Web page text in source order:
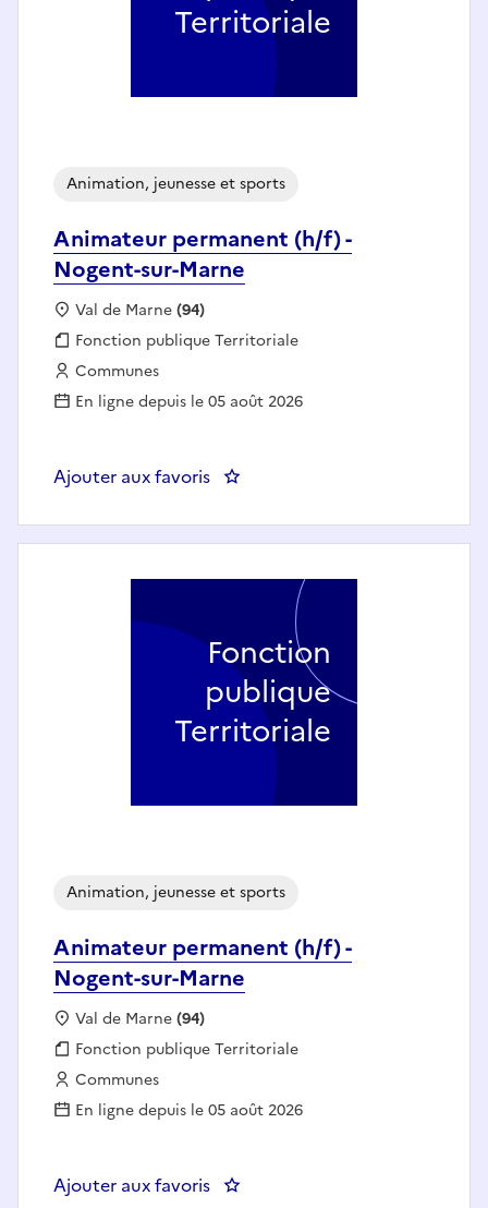
Animateur permanent (h/f) -
Nogent-sur-Marne
Animation, jeunesse et sports
Localisation :
Val de Marne(94)
Fonction publique :
Fonction publique Territoriale
Employeur :
Communes
En ligne depuis le 05 août 2026
Ajouter aux favoris : Animateur permanent (h/f) -
Territoriale
Animateur permanent (h/f) -
Nogent-sur-Marne
Animation, jeunesse et sports
Localisation :
Val de Marne(94)
Fonction publique :
Fonction publique Territoriale
Employeur :
Communes
En ligne depuis le 05 août 2026
Ajouter aux favoris : Animateur permanent (h/f) -
Fonction
publique
Territoriale